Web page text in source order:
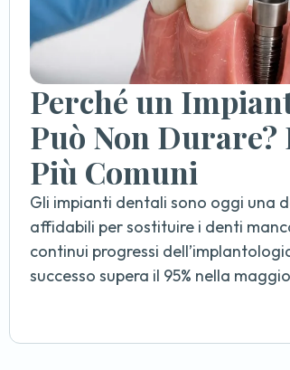
Perché un
Può Non Durare?
Più Comuni
Gli impianti dentali sono oggi una
affidabili per sostituire i denti
continui progressi
successo supera il 95% nella